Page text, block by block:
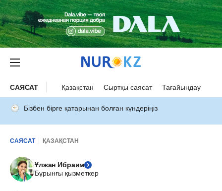
САЯСАТ Қазақстан Сыртқы саясат Тағайындау
Бізбен бірге қатарынан болған күндеріңіз
САЯСАТ ҚАЗАҚСТАН
Ұлжан Ибраим
Бұрынғы қызметкер